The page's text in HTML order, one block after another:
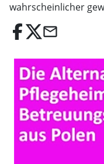
wahrscheinlicher
email